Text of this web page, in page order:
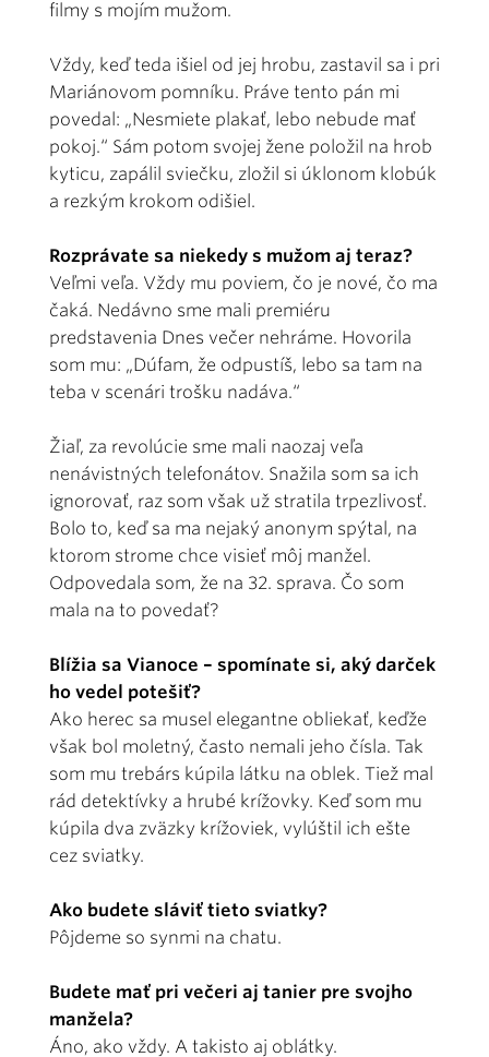
filmy s mojím mužom.
Vždy, keď teda išiel od jej hrobu, zastavil sa i pri
Mariánovom pomníku. Práve tento pán mi
povedal: „Nesmiete plakať, lebo nebude mať
pokoj.“ Sám potom svojej žene položil na hrob
kyticu, zapálil sviečku, zložil si úklonom klobúk
a rezkým krokom odišiel.
Rozprávate sa niekedy s mužom aj teraz?
Veľmi veľa. Vždy mu poviem, čo je nové, čo ma
čaká. Nedávno sme mali premiéru
predstavenia Dnes večer nehráme. Hovorila
som mu: „Dúfam, že odpustíš, lebo sa tam na
teba v scenári trošku nadáva.“
Žiaľ, za revolúcie sme mali naozaj veľa
nenávistných telefonátov. Snažila som sa ich
ignorovať, raz som však už stratila trpezlivosť.
Bolo to, keď sa ma nejaký anonym spýtal, na
ktorom strome chce visieť môj manžel.
Odpovedala som, že na 32. sprava. Čo som
mala na to povedať?
Blížia sa Vianoce – spomínate si, aký darček
ho vedel potešiť?
Ako herec sa musel elegantne obliekať, keďže
však bol moletný, často nemali jeho čísla. Tak
som mu trebárs kúpila látku na oblek. Tiež mal
rád detektívky a hrubé krížovky. Keď som mu
kúpila dva zväzky krížoviek, vylúštil ich ešte
cez sviatky.
Ako budete sláviť tieto sviatky?
Pôjdeme so synmi na chatu.
Budete mať pri večeri aj tanier pre svojho
manžela?
Áno, ako vždy. A takisto aj oblátky.